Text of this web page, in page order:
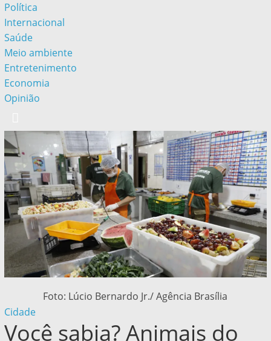
Política
Internacional
Saúde
Meio ambiente
Entretenimento
Economia
Opinião
Foto: Lúcio Bernardo Jr./ Agência Brasília
Cidade
Você sabia? Animais do